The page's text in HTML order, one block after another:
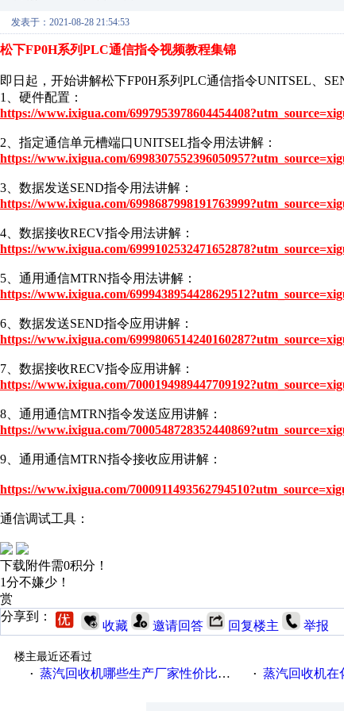
发表于：2021-08-28 21:54:53
松下FP0H系列PLC通信指令视频教程集锦
即日起，开始讲解松下FP0H系列PLC通信指令UNITSEL、
1、硬件配置：
https://www.ixigua.com/
2、指定通信单元槽端口UNITSEL指令用法讲解：
https://www.ixigua.com/
3、数据发送SEND指令用法讲解：
https://www.ixigua.com/
4、数据接收RECV指令用法讲解：
https://www.ixigua.com/
5、通用通信MTRN指令用法讲解：
https://www.ixigua.com/
6、数据发送SEND指令应用讲解：
https://www.ixigua.com/
7、数据接收RECV指令应用讲解：
https://www.ixigua.com/
8、通用通信MTRN指令发送应用讲解：
https://www.ixigua.com/
9、通用通信MTRN指令接收应用讲解：
https://www.ixigua.com/
通信调试工具：
下载附件需0积分！
1分不嫌少！
赏
分享到：
收藏 邀请回答 回复楼主 举报
楼主最近还看过
· 蒸汽回收机哪些生产厂家性价比高一些 · 蒸汽回收机在